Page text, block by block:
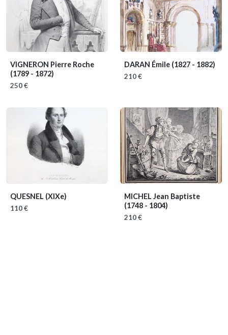
VIGNERON Pierre Roche
(1789 - 1872)
250 €
DARAN Émile (1827 - 1882)
210 €
QUESNEL (XIXe)
110 €
MICHEL Jean Baptiste
(1748 - 1804)
210 €